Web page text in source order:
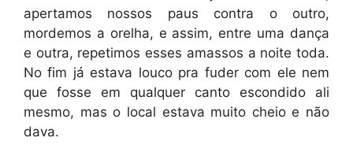
apertamos nossos paus contra o outro,
mordemos a orelha, e assim, entre uma dança
e outra, repetimos esses amassos a noite toda.
No fim já estava louco pra fuder com ele nem
que fosse em qualquer canto escondido ali
mesmo, mas o local estava muito cheio e não
dava.